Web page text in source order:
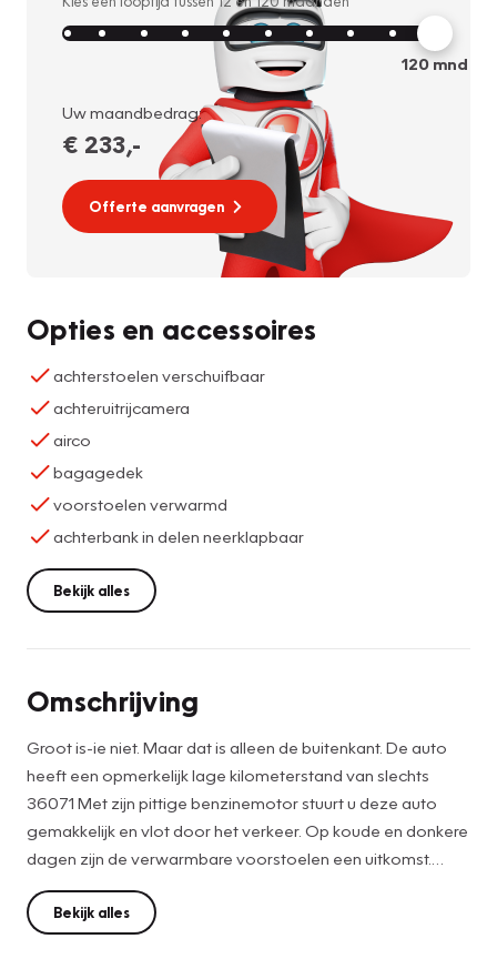
120mnd
Uw maandbedrag:
€ 233,-
Offerte aanvragen
Opties en accessoires
achterstoelen verschuifbaar
achteruitrijcamera
airco
bagagedek
voorstoelen verwarmd
achterbank in delen neerklapbaar
Bekijk alles
Omschrijving
Groot is-ie niet. Maar dat is alleen de buitenkant. De auto
heeft een opmerkelijk lage kilometerstand van slechts
36071 Met zijn pittige benzinemotor stuurt u deze auto
gemakkelijk en vlot door het verkeer. Op koude en donkere
dagen zijn de verwarmbare voorstoelen een uitkomst.
Verder is de Suzuki uitgerust met: 16 inch lichtmetalen
velgen, LED-dagrijverlichting, extra getint glas, in delen
neerklapbare achterbank en LED-achterlichten.
Bekijk alles